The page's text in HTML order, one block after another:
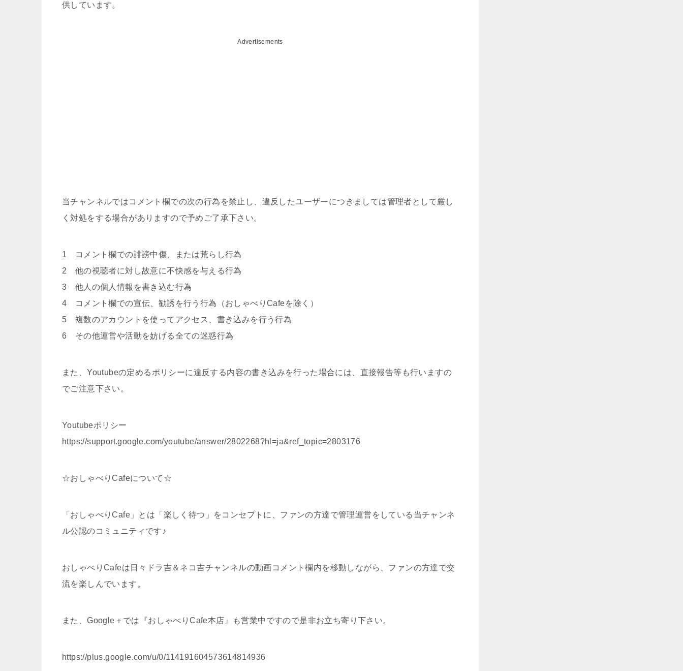
供しています。
Advertisements
当チャンネルではコメント欄での次の行為を禁止し、違反したユーザーにつきましては管理者として厳し
く対処をする場合がありますので予めご了承下さい。
1 コメント欄での誹謗中傷、または荒らし行為
2 他の視聴者に対し故意に不快感を与える行為
3 他人の個人情報を書き込む行為
4 コメント欄での宣伝、勧誘を行う行為（おしゃべりCafeを除く）
5 複数のアカウントを使ってアクセス、書き込みを行う行為
6 その他運営や活動を妨げる全ての迷惑行為
また、Youtubeの定めるポリシーに違反する内容の書き込みを行った場合には、直接報告等も行いますの
でご注意下さい。
Youtubeポリシー
https://support.google.com/youtube/answer/2802268?hl=ja&ref_topic=2803176
☆おしゃべりCafeについて☆
「おしゃべりCafe」とは「楽しく待つ」をコンセプトに、ファンの方達で管理運営をしている当チャンネ
ル公認のコミュニティです♪
おしゃべりCafeは日々ドラ吉＆ネコ吉チャンネルの動画コメント欄内を移動しながら、ファンの方達で交
流を楽しんでいます。
また、Google＋では『おしゃべりCafe本店』も営業中ですので是非お立ち寄り下さい。
https://plus.google.com/u/0/114191604573614814936